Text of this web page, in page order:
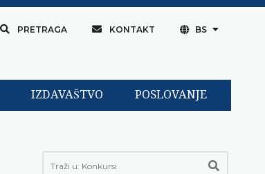
PRETRAGA KONTAKT BS
IZDAVAŠTVO POSLOVANJE